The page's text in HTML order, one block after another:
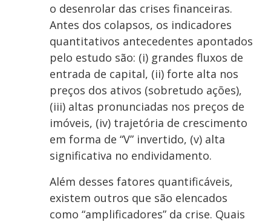
o desenrolar das crises financeiras.
Antes dos colapsos, os indicadores
quantitativos antecedentes apontados
pelo estudo são: (i) grandes fluxos de
entrada de capital, (ii) forte alta nos
preços dos ativos (sobretudo ações),
(iii) altas pronunciadas nos preços de
imóveis, (iv) trajetória de crescimento
em forma de “V” invertido, (v) alta
significativa no endividamento.
Além desses fatores quantificáveis,
existem outros que são elencados
como “amplificadores” da crise. Quais